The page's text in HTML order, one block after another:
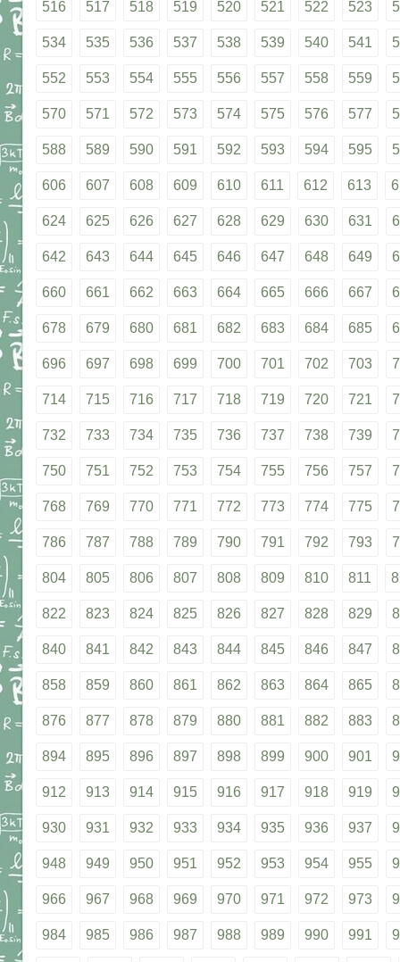
516 517 518 519 520 521 522 523
534 535 536 537 538 539 540 541
552 553 554 555 556 557 558 559
570 571 572 573 574 575 576 577
588 589 590 591 592 593 594 595
606 607 608 609 610 611 612 613
624 625 626 627 628 629 630 631
642 643 644 645 646 647 648 649
660 661 662 663 664 665 666 667
678 679 680 681 682 683 684 685
696 697 698 699 700 701 702 703
714 715 716 717 718 719 720 721
732 733 734 735 736 737 738 739
750 751 752 753 754 755 756 757
768 769 770 771 772 773 774 775
786 787 788 789 790 791 792 793
804 805 806 807 808 809 810 811
822 823 824 825 826 827 828 829
840 841 842 843 844 845 846 847
858 859 860 861 862 863 864 865
876 877 878 879 880 881 882 883
894 895 896 897 898 899 900 901
912 913 914 915 916 917 918 919
930 931 932 933 934 935 936 937
948 949 950 951 952 953 954 955
966 967 968 969 970 971 972 973
984 985 986 987 988 989 990 991